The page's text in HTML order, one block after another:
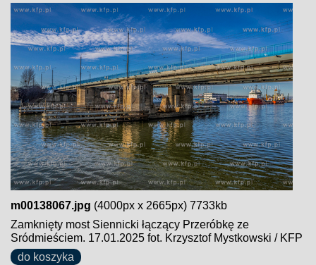
m00138067.jpg (4000px x 2665px) 7733kb
Zamknięty most Siennicki łączący Przeróbkę ze
Sródmieściem. 17.01.2025 fot. Krzysztof Mystkowski / KFP
do koszyka